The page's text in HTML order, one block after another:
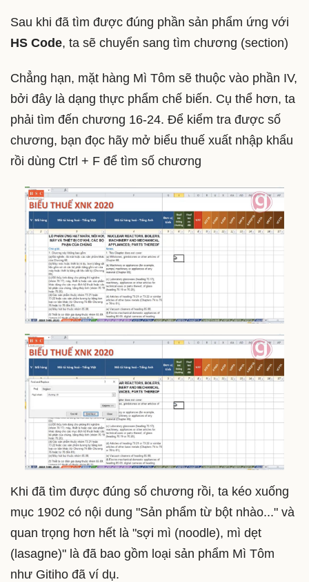
Sau khi đã tìm được đúng phần sản phẩm ứng với
HS Code, ta sẽ chuyển sang tìm chương (section)
Chẳng hạn, mặt hàng Mì Tôm sẽ thuộc vào phần IV,
bởi đây là dạng thực phẩm chế biến. Cụ thể hơn, ta
phải tìm đến chương 16-24. Để kiểm tra được số
chương, bạn đọc hãy mở biểu thuế xuất nhập khẩu
rồi dùng Ctrl + F để tìm số chương
Khi đã tìm được đúng số chương rồi, ta kéo xuống
mục 1902 có nội dung "Sản phẩm từ bột nhào..." và
quan trọng hơn hết là "sợi mì (noodle), mì dẹt
(lasagne)" là đã bao gồm loại sản phẩm Mì Tôm
như Gitiho đã ví dụ.